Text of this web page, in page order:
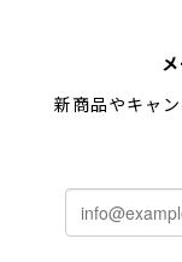
新商品やキャ